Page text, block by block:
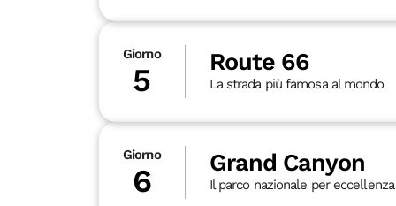
Giorno
5 Route 66
La strada più famosa al mondo
Giorno
6 Grand Canyon
Il parco nazionale per eccellenza